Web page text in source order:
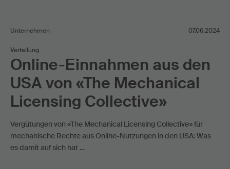
Unternehmen 07.06.2024
Verteilung
Online-Einnahmen aus den
USA von «The Mechanical
Licensing Collective»
Vergütungen von «The Mechanical Licensing Collective» für
mechanische Rechte aus Online-Nutzungen in den USA: Was
es damit auf sich hat …